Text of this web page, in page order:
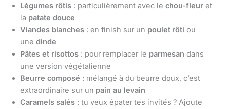
Légumes rôtis : particulièrement avec le chou-fleur et
la patate douce
Viandes blanches : en finish sur un poulet rôti ou
une dinde
Pâtes et risottos : pour remplacer le parmesan dans
une version végétalienne
Beurre composé : mélangé à du beurre doux, c’est
extraordinaire sur un pain au levain
Caramels salés : tu veux épater tes invités ? Ajoute